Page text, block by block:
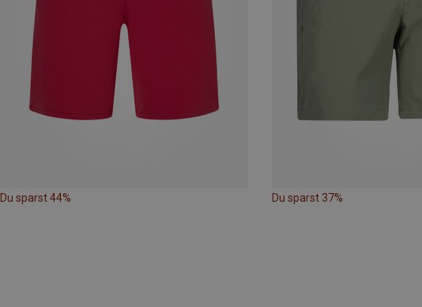
Du sparst 44% Du sparst 37%